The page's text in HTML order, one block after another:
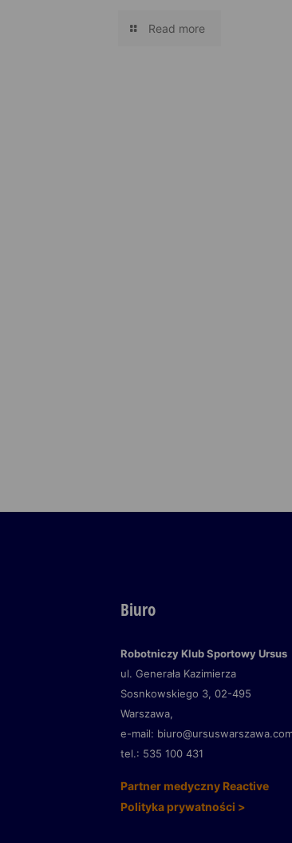
Read more
Biuro
Robotniczy Klub Sportowy Ursus
ul. Generała Kazimierza
Sosnkowskiego 3, 02-495
Warszawa,
e-mail:
tel.: 535 100 431
Partner medyczny Reactive
Polityka prywatności >